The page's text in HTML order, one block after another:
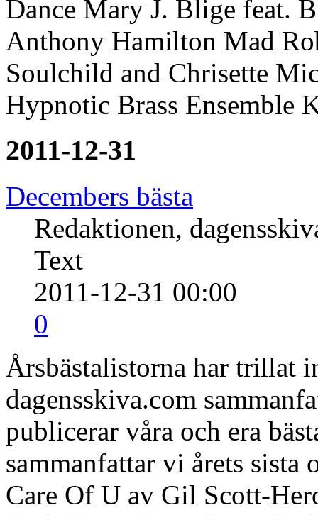
Dance Mary J. Blige feat.
Anthony Hamilton Mad
Soulchild and Chrisette
Hypnotic Brass
2011-12-31
Decembers bästa
Redaktionen,
Text
2011-12-31 00:00
0
Årsbästalistorna har trillat
dagensskiva.com
publicerar våra och era
sammanfattar vi årets sista
Care Of U av Gil Scott-